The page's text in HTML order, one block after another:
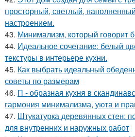
просторный, светлый,
настроением.
43. Минимализм, который говорит
44. Идеальное сочетание: белый
текстуры в интерьере кухни.
45. Как выбрать идеальный
советы по размерам
46. П - образная кухня в
гармония минимализма, уюта и
47. Штукатурка деревянных стен:
для внутренних и наружных работ